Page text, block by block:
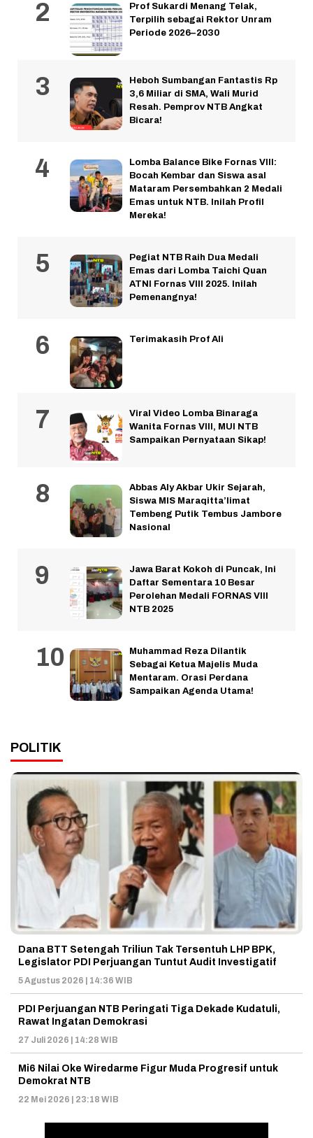
Prof Sukardi Menang Telak,
Terpilih sebagai Rektor Unram
Periode 2026–2030
Heboh Sumbangan Fantastis Rp
3,6 Miliar di SMA, Wali Murid
Resah. Pemprov NTB Angkat
Bicara!
Lomba Balance Bike Fornas VIII:
Bocah Kembar dan Siswa asal
Mataram Persembahkan 2 Medali
Emas untuk NTB. Inilah Profil
Mereka!
Pegiat NTB Raih Dua Medali
Emas dari Lomba Taichi Quan
ATNI Fornas VIII 2025. Inilah
Pemenangnya!
Terimakasih Prof Ali
Viral Video Lomba Binaraga
Wanita Fornas VIII, MUI NTB
Sampaikan Pernyataan Sikap!
Abbas Aly Akbar Ukir Sejarah,
Siswa MIS Maraqitta’limat
Tembeng Putik Tembus Jambore
Nasional
Jawa Barat Kokoh di Puncak, Ini
Daftar Sementara 10 Besar
Perolehan Medali FORNAS VIII
NTB 2025
Muhammad Reza Dilantik
Sebagai Ketua Majelis Muda
Mentaram. Orasi Perdana
Sampaikan Agenda Utama!
POLITIK
Dana BTT Setengah Triliun Tak Tersentuh LHP BPK,
Legislator PDI Perjuangan Tuntut Audit Investigatif
5 Agustus 2026 | 14:36 WIB
PDI Perjuangan NTB Peringati Tiga Dekade Kudatuli,
Rawat Ingatan Demokrasi
27 Juli 2026 | 14:28 WIB
Mi6 Nilai Oke Wiredarme Figur Muda Progresif untuk
Demokrat NTB
22 Mei 2026 | 23:18 WIB